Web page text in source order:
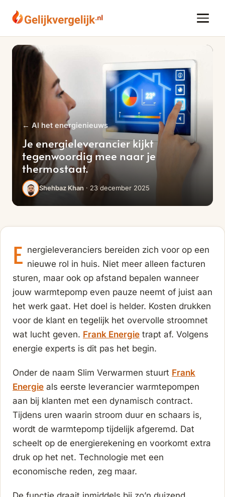
← Al het energienieuws
Je energieleverancier kijkt
tegenwoordig mee naar je
thermostaat.
Shehbaz Khan · 23 december 2025
E nergieleveranciers bereiden zich voor op een
nieuwe rol in huis. Niet meer alleen facturen
sturen, maar ook op afstand bepalen wanneer
jouw warmtepomp even pauze neemt of juist aan
het werk gaat. Het doel is helder. Kosten drukken
voor de klant en tegelijk het overvolle stroomnet
wat lucht geven. Frank Energie trapt af. Volgens
energie experts is dit pas het begin.
Onder de naam Slim Verwarmen stuurt Frank
Energie als eerste leverancier warmtepompen
aan bij klanten met een dynamisch contract.
Tijdens uren waarin stroom duur en schaars is,
wordt de warmtepomp tijdelijk afgeremd. Dat
scheelt op de energierekening en voorkomt extra
druk op het net. Technologie met een
economische reden, zeg maar.